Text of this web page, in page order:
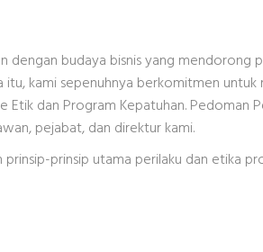
dengan budaya bisnis yang mendorong
kami sepenuhnya berkomitmen
dan Program Kepatuhan. Pedoman
pejabat, dan direktur kami.
prinsip utama perilaku dan etika